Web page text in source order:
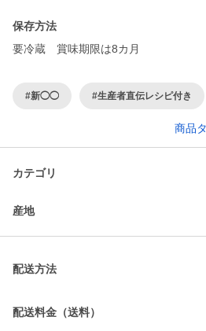
保存方法
要冷蔵 賞味期限は8カ月
#新◯◯ #生産者直伝レシピ付き
商品
カテゴリ
産地
配送方法
配送料金（送料）